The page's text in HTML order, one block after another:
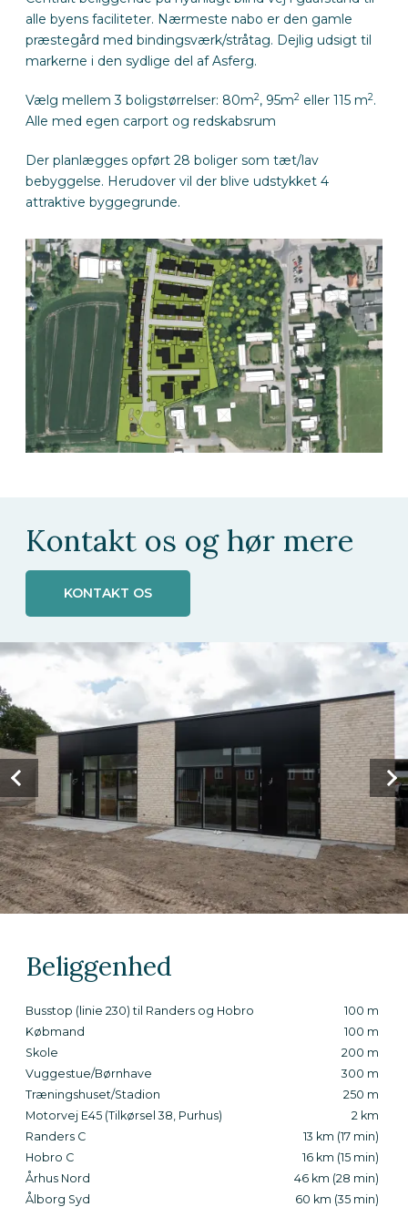
alle byens faciliteter. Nærmeste nabo er den gamle
præstegård med bindingsværk/stråtag. Dejlig udsigt til
markerne i den sydlige del af Asferg.
Vælg mellem 3 boligstørrelser: 80m2, 95m2 eller 115 m2.
Alle med egen carport og redskabsrum
Der planlægges opført 28 boliger som tæt/lav
bebyggelse. Herudover vil der blive udstykket 4
attraktive byggegrunde.
Kontakt os og hør mere
KONTAKT OS
Beliggenhed
Busstop (linie 230) til Randers og Hobro
100 m
Købmand
100 m
Skole
200 m
Vuggestue/Børnhave
300 m
Træningshuset/Stadion
250 m
Motorvej E45 (Tilkørsel 38, Purhus)
2 km
Randers C
13 km (17 min)
Hobro C
16 km (15 min)
Århus Nord
46 km (28 min)
Ålborg Syd
60 km (35 min)